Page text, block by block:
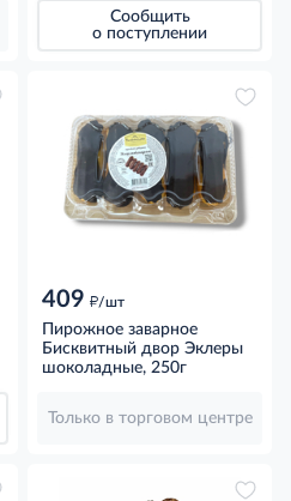
Сообщить
о поступлении
409 д/шт
Пирожное заварное
Бисквитный двор Эклеры
шоколадные, 250г
Только в торговом центре